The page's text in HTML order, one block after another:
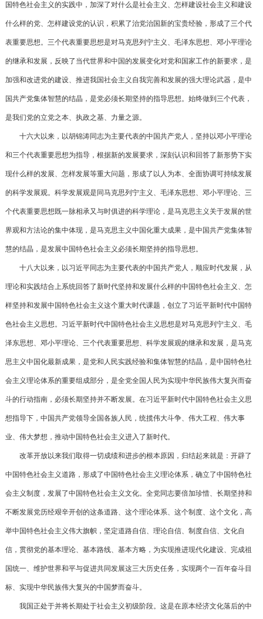
国特色社会主义的实践中，加深了对什么是社会主义、怎样建设社会主义和建设
什么样的党、怎样建设党的认识，积累了治党治国新的宝贵经验，形成了三个代
表重要思想。三个代表重要思想是对马克思列宁主义、毛泽东思想、邓小平理论
的继承和发展，反映了当代世界和中国的发展变化对党和国家工作的新要求，是
加强和改进党的建设、推进我国社会主义自我完善和发展的强大理论武器，是中
国共产党集体智慧的结晶，是党必须长期坚持的指导思想。始终做到三个代表，
是我们党的立党之本、执政之基、力量之源。
十六大以来，以胡锦涛同志为主要代表的中国共产党人，坚持以邓小平理论
和三个代表重要思想为指导，根据新的发展要求，深刻认识和回答了新形势下实
现什么样的发展、怎样发展等重大问题，形成了以人为本、全面协调可持续发展
的科学发展观。科学发展观是同马克思列宁主义、毛泽东思想、邓小平理论、三
个代表重要思想既一脉相承又与时俱进的科学理论，是马克思主义关于发展的世
界观和方法论的集中体现，是马克思主义中国化重大成果，是中国共产党集体智
慧的结晶，是发展中国特色社会主义必须长期坚持的指导思想。
十八大以来，以习近平同志为主要代表的中国共产党人，顺应时代发展，从
理论和实践结合上系统回答了新时代坚持和发展什么样的中国特色社会主义、怎
样坚持和发展中国特色社会主义这个重大时代课题，创立了习近平新时代中国特
色社会主义思想。习近平新时代中国特色社会主义思想是对马克思列宁主义、毛
泽东思想、邓小平理论、三个代表重要思想、科学发展观的继承和发展，是马克
思主义中国化最新成果，是党和人民实践经验和集体智慧的结晶，是中国特色社
会主义理论体系的重要组成部分，是全党全国人民为实现中华民族伟大复兴而奋
斗的行动指南，必须长期坚持并不断发展。在习近平新时代中国特色社会主义思
想指导下，中国共产党领导全国各族人民，统揽伟大斗争、伟大工程、伟大事
业、伟大梦想，推动中国特色社会主义进入了新时代。
改革开放以来我们取得一切成绩和进步的根本原因，归结起来就是：开辟了
中国特色社会主义道路，形成了中国特色社会主义理论体系，确立了中国特色社
会主义制度，发展了中国特色社会主义文化。全党同志要倍加珍惜、长期坚持和
不断发展党历经艰辛开创的这条道路、这个理论体系、这个制度、这个文化，高
举中国特色社会主义伟大旗帜，坚定道路自信、理论自信、制度自信、文化自
信，贯彻党的基本理论、基本路线、基本方略，为实现推进现代化建设、完成祖
国统一、维护世界和平与促进共同发展这三大历史任务，实现两个一百年奋斗目
标、实现中华民族伟大复兴的中国梦而奋斗。
我国正处于并将长期处于社会主义初级阶段。这是在原本经济文化落后的中